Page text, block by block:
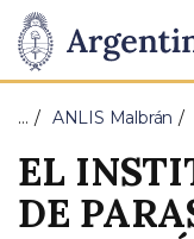
Presidencia
de
la
Nación
Pasar al
… ANLIS Malbrán
EL
DE